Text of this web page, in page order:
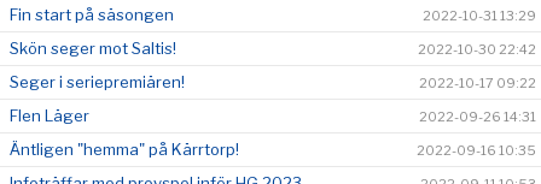
Fin start på säsongen 2022-10-31 13:29
Skön seger mot Saltis! 2022-10-30 22:42
Seger i seriepremiären! 2022-10-17 09:22
Flen Läger 2022-09-26 14:31
Äntligen "hemma" på Kärrtorp! 2022-09-16 10:35